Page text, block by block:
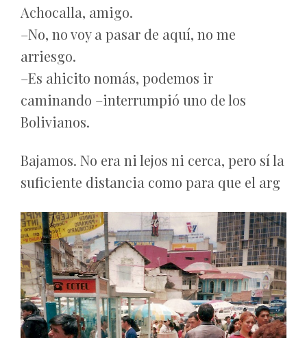
Achocalla, amigo.
–No, no voy a pasar de aquí, no me
arriesgo.
–Es ahicito nomás, podemos ir
caminando –interrumpió uno de los
Bolivianos.
Bajamos. No era ni lejos ni cerca, pero sí la
suficiente distancia como para que el arg